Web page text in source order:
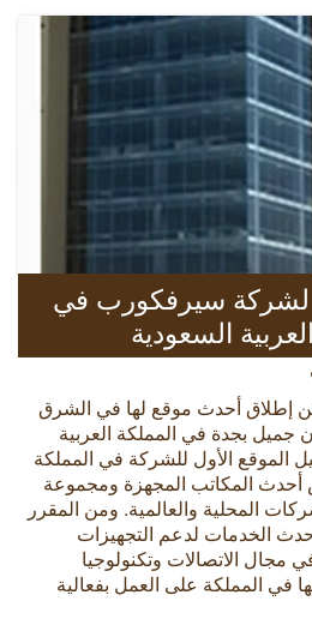
لشركة سيرفكورب في
السعودية
إطلاق أحدث موقع لها في الشرق
جميل بجدة في المملكة العربية
الموقع الأول للشركة في المملكة
أحدث المكاتب المجهزة ومجموعة
المحلية والعالمية. ومن المقرر
الخدمات لدعم التجهيزات
مجال الاتصالات وتكنولوجيا
في المملكة على العمل بفعالية